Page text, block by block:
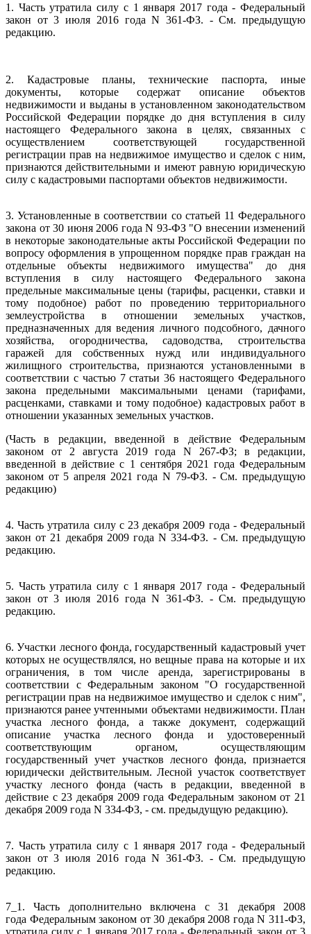
1. Часть утратила силу с 1 января 2017 года - Федеральный
закон от 3 июля 2016 года N 361-ФЗ. - См. предыдущую
редакцию.
2. Кадастровые планы, технические паспорта, иные
документы, которые содержат описание объектов
недвижимости и выданы в установленном законодательством
Российской Федерации порядке до дня вступления в силу
настоящего Федерального закона в целях, связанных с
осуществлением соответствующей государственной
регистрации прав на недвижимое имущество и сделок с ним,
признаются действительными и имеют равную юридическую
силу с кадастровыми паспортами объектов недвижимости.
3. Установленные в соответствии со статьей 11 Федерального
закона от 30 июня 2006 года N 93-ФЗ "О внесении изменений
в некоторые законодательные акты Российской Федерации по
вопросу оформления в упрощенном порядке прав граждан на
отдельные объекты недвижимого имущества" до дня
вступления в силу настоящего Федерального закона
предельные максимальные цены (тарифы, расценки, ставки и
тому подобное) работ по проведению территориального
землеустройства в отношении земельных участков,
предназначенных для ведения личного подсобного, дачного
хозяйства, огородничества, садоводства, строительства
гаражей для собственных нужд или индивидуального
жилищного строительства, признаются установленными в
соответствии с частью 7 статьи 36 настоящего Федерального
закона предельными максимальными ценами (тарифами,
расценками, ставками и тому подобное) кадастровых работ в
отношении указанных земельных участков.
(Часть в редакции, введенной в действие Федеральным
законом от 2 августа 2019 года N 267-ФЗ; в редакции,
введенной в действие с 1 сентября 2021 года Федеральным
законом от 5 апреля 2021 года N 79-ФЗ. - См. предыдущую
редакцию)
4. Часть утратила силу с 23 декабря 2009 года - Федеральный
закон от 21 декабря 2009 года N 334-ФЗ. - См. предыдущую
редакцию.
5. Часть утратила силу с 1 января 2017 года - Федеральный
закон от 3 июля 2016 года N 361-ФЗ. - См. предыдущую
редакцию.
6. Участки лесного фонда, государственный кадастровый учет
которых не осуществлялся, но вещные права на которые и их
ограничения, в том числе аренда, зарегистрированы в
соответствии с Федеральным законом "О государственной
регистрации прав на недвижимое имущество и сделок с ним",
признаются ранее учтенными объектами недвижимости. План
участка лесного фонда, а также документ, содержащий
описание участка лесного фонда и удостоверенный
соответствующим органом, осуществляющим
государственный учет участков лесного фонда, признается
юридически действительным. Лесной участок соответствует
участку лесного фонда (часть в редакции, введенной в
действие с 23 декабря 2009 года Федеральным законом от 21
декабря 2009 года N 334-ФЗ, - см. предыдущую редакцию).
7. Часть утратила силу с 1 января 2017 года - Федеральный
закон от 3 июля 2016 года N 361-ФЗ. - См. предыдущую
редакцию.
7_1. Часть дополнительно включена с 31 декабря 2008
года Федеральным законом от 30 декабря 2008 года N 311-ФЗ,
утратила силу с 1 января 2017 года - Федеральный закон от 3